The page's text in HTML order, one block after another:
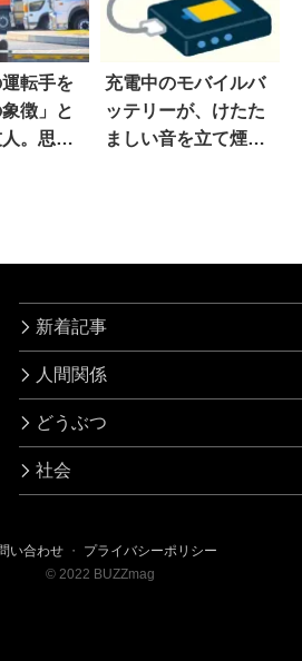
運転手を
象徴」と
。思わ
充電中のモバイルバ
ッテリーが、けたた
ましい音を立て煙を
新着記事
人間関係
どうぶつ
社会
い合わせ ・ プライバシーポリシー
© 2022 BUZZmag